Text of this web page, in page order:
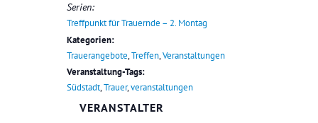
Serien:
Treffpunkt für Trauernde – 2. Montag
Kategorien:
Trauerangebote,Treffen,Veranstaltungen
Veranstaltung-Tags:
Südstadt,Trauer,veranstaltungen
VERANSTALTER